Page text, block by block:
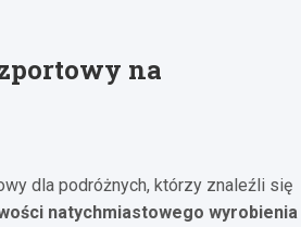
na
dla podróżnych, którzy znaleźli się
natychmiastowego wyrobienia